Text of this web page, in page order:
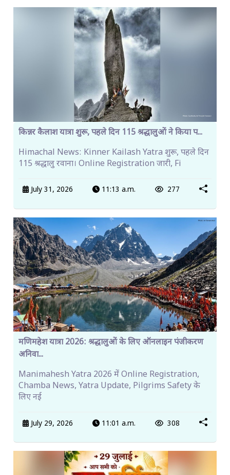
किन्नर कैलाश यात्रा शुरू, पहले दिन 115 श्रद्धालुओं ने किया प...
Himachal News: Kinner Kailash Yatra शुरू, पहले दिन
115 श्रद्धालु रवाना। Online Registration जारी, Fi
July 31, 2026 11:13 a.m. 277
मणिमहेश यात्रा 2026: श्रद्धालुओं के लिए ऑनलाइन पंजीकरण
अनिवा...
Manimahesh Yatra 2026 में Online Registration,
Chamba News, Yatra Update, Pilgrims Safety के
लिए नई
July 29, 2026 11:01 a.m. 308